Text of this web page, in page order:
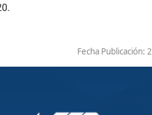
Fecha Publicación: